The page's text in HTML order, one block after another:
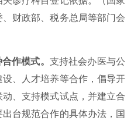
财政部、税务总局等部门会
作模式。 支持社会办医与公
、人才培养等合作，倡导开
、支持模式试点，并建立合
台规范合作的具体办法，国